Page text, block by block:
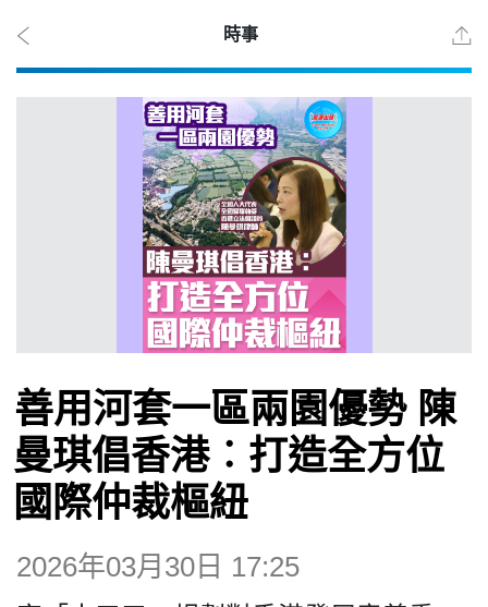
時事
觀點
博客
投票
時事
善用河套一區兩園優勢 陳
曼琪倡香港︰打造全方位
國際仲裁樞紐
2026年03月30日 17:25